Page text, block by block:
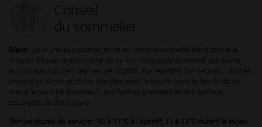
Conseil
du sommelier
Blanc : pour une association toute en complémentarité étant donné la
vivacité fréquente en bouche de ce vin, choisissez en entrée une tourte
aux poireaux ou des verrines de risottos aux recettes crémeuses. Laissez
ensuite sa trame acidulée trancher avec le beurre persillé des fruits de
mer à la plancha (couteaux), des huîtres gratinées et des fameux
escargots de Bourgogne.
Températures de service : 10 à 11°C à l’apéritif, 11 à 12°C durant le repas.